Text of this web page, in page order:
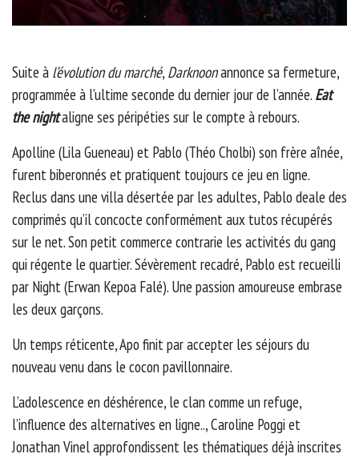
Suite à l’évolution du marché, Darknoonannonce sa fermeture,
programmée à l’ultime seconde du dernier jour de l’année. Eat
the nightaligne ses péripéties sur le compte à rebours.
Apolline (Lila Gueneau) et Pablo (Théo Cholbi) son frère aînée,
furent biberonnés et pratiquent toujours ce jeu en ligne.
Reclus dans une villa désertée par les adultes, Pablo deale des
comprimés qu’il concocte conformément aux tutos récupérés
sur le net. Son petit commerce contrarie les activités du gang
qui régente le quartier. Sévèrement recadré, Pablo est recueilli
par Night (Erwan Kepoa Falé). Une passion amoureuse embrase
les deux garçons.
Un temps réticente, Apo finit par accepter les séjours du
nouveau venu dans le cocon pavillonnaire.
L’adolescence en déshérence, le clan comme un refuge,
l’influence des alternatives en ligne.., Caroline Poggi et
Jonathan Vinel approfondissent les thématiques déjà inscrites